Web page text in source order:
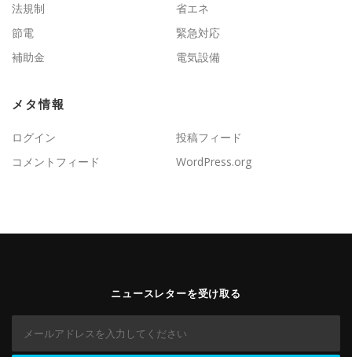
法規制
省エネ
節電
緊急対応
補助金
電気設備
メタ情報
ログイン
投稿フィード
コメントフィード
WordPress.org
ニュースレターを受け取る